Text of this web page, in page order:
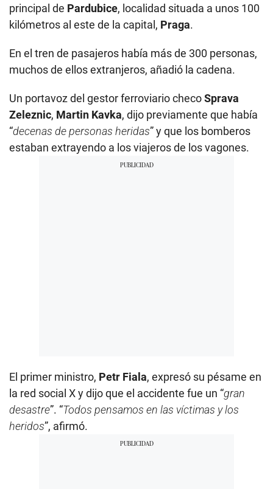
principal de Pardubice, localidad situada a unos 100
kilómetros al este de la capital, Praga.
En el tren de pasajeros había más de 300 personas,
muchos de ellos extranjeros, añadió la cadena.
Un portavoz del gestor ferroviario checoSprava
Zeleznic, Martin Kavka, dijo previamente que había
“decenas de personas heridas” y que los bomberos
estaban extrayendo a los viajeros de los vagones.
El primer ministro, Petr Fiala, expresó su pésame en
la red social X y dijo que el accidente fue un “gran
desastre”. “Todos pensamos en las víctimas y los
heridos”, afirmó.